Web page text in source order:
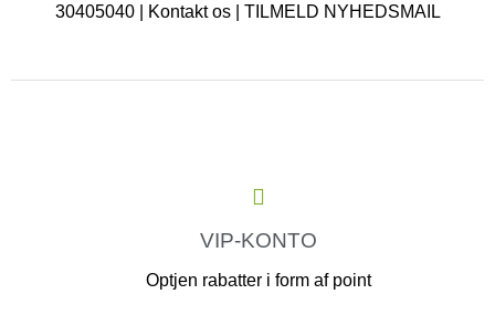
30405040 |
Kontakt os| TILMELD NYHEDSMAIL
VIP-KONTO
Optjen rabatter i form af point